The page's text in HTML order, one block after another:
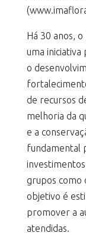
Há 30 anos,
uma
o
de recursos
melhoria da
e a
fundamental
grupos como
objetivo é
promover a
atendidas.